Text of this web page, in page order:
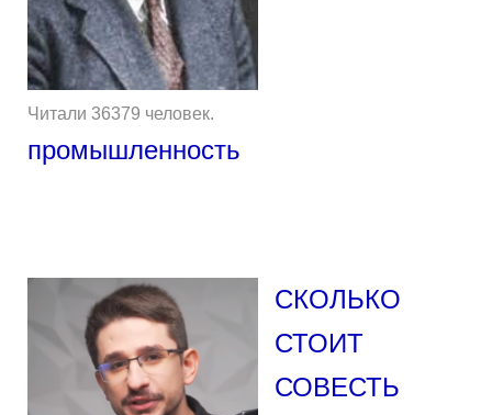
Читали 36379 человек.
промышленность
СКОЛЬКО
СТОИТ
СОВЕСТЬ